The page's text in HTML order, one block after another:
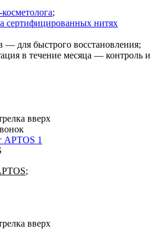
;
сертифицированных нитях
— для быстрого восстановления;
в течение месяца — контроль и
;